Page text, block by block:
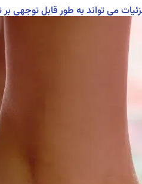
می تواند به طور قابل توجهی بر